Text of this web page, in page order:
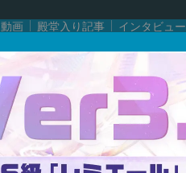
動画 殿堂入り記事 インタビュー